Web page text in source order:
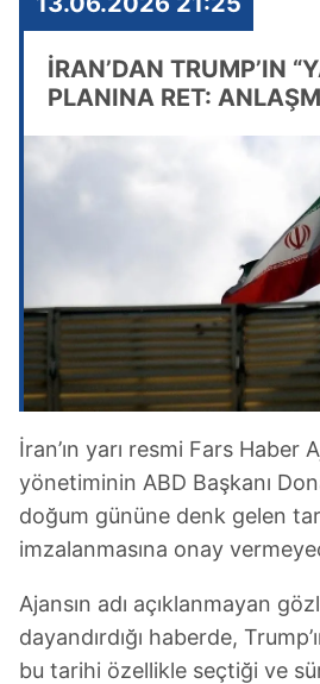
İRAN’DAN TRUMP’IN
PLANINA RET:
İran’ın yarı resmi Fars Haber
yönetiminin ABD Başkanı
doğum gününe denk gelen
imzalanmasına onay
Ajansın adı açıklanmayan
dayandırdığı haberde,
bu tarihi özellikle seçtiği ve